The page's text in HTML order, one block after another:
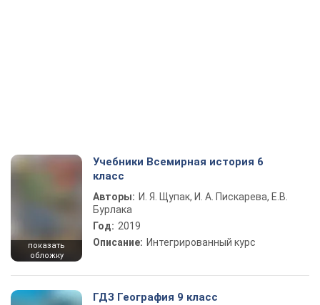
показать
обложку
Учебники Всемирная история 6
класс
Авторы: И. Я. Щупак, И. А. Пискарева, Е.В.
Бурлака
Год: 2019
Описание: Интегрированный курс
ГДЗ География 9 класс